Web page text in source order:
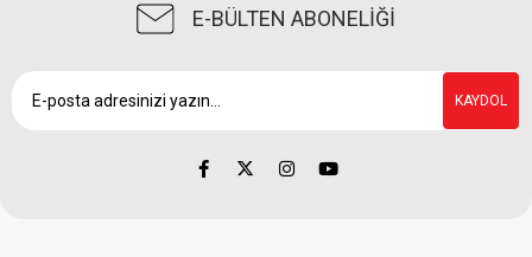
E-BÜLTEN ABONELİĞİ
KAYDOL